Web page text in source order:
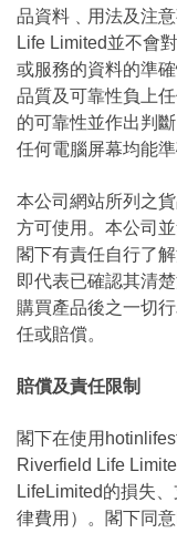
品資料﹑用法及注
Life Limited並不會
或服務的資料的準
品質及可靠性負上
的可靠性並作出判
任何電腦屏幕均能
本公司網站所列之
方可使用。本公司
閣下有責任自行了
即代表已確認其清
購買產品後之一切
任或賠償。
賠償及責任限制
閣下在使用
Riverfield Life
LifeLimited的損失
律費用）。閣下同